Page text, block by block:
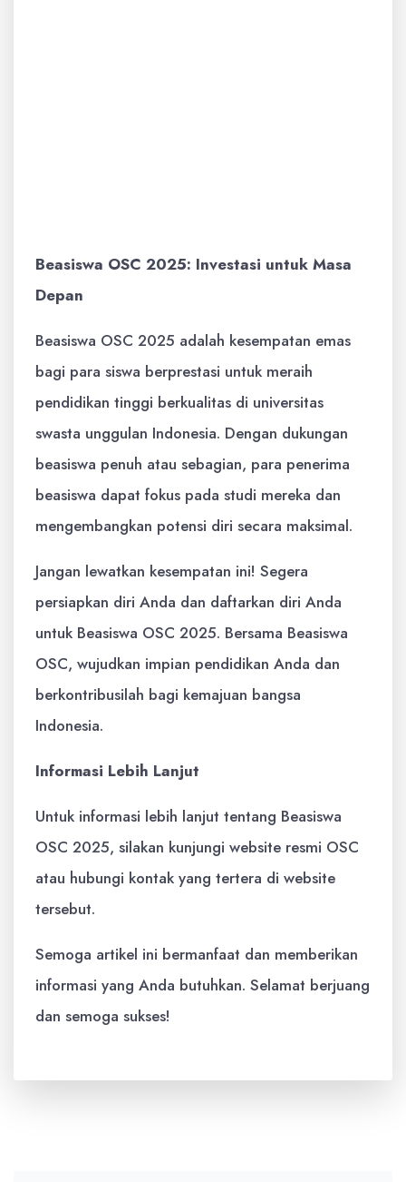
Beasiswa OSC 2025: Investasi untuk Masa
Depan
Beasiswa OSC 2025 adalah kesempatan emas
bagi para siswa berprestasi untuk meraih
pendidikan tinggi berkualitas di universitas
swasta unggulan Indonesia. Dengan dukungan
beasiswa penuh atau sebagian, para penerima
beasiswa dapat fokus pada studi mereka dan
mengembangkan potensi diri secara maksimal.
Jangan lewatkan kesempatan ini! Segera
persiapkan diri Anda dan daftarkan diri Anda
untuk Beasiswa OSC 2025. Bersama Beasiswa
OSC, wujudkan impian pendidikan Anda dan
berkontribusilah bagi kemajuan bangsa
Indonesia.
Informasi Lebih Lanjut
Untuk informasi lebih lanjut tentang Beasiswa
OSC 2025, silakan kunjungi website resmi OSC
atau hubungi kontak yang tertera di website
tersebut.
Semoga artikel ini bermanfaat dan memberikan
informasi yang Anda butuhkan. Selamat berjuang
dan semoga sukses!